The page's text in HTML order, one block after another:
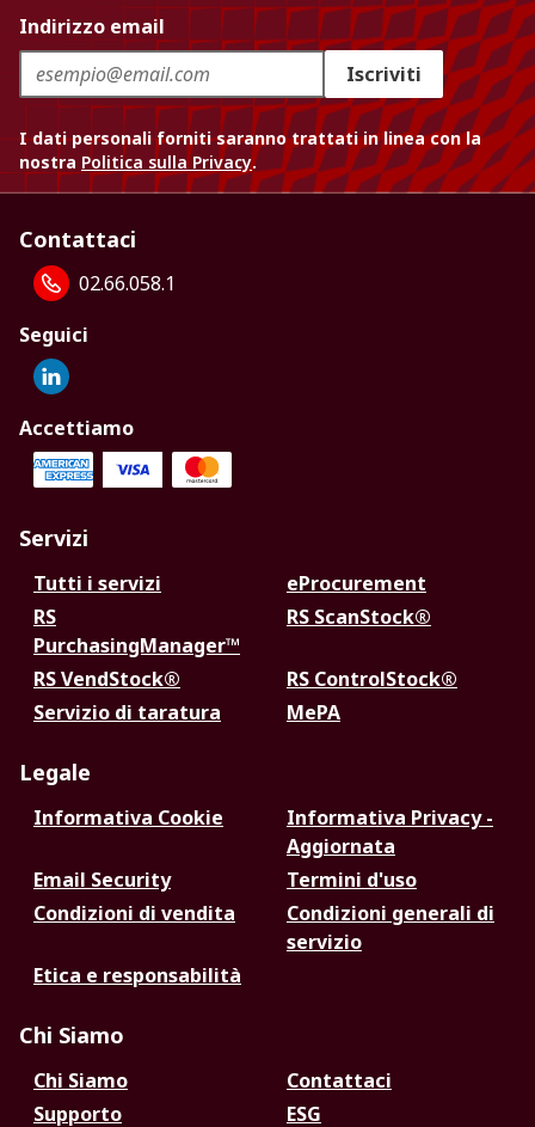
Indirizzo email
Iscriviti
I dati personali forniti saranno trattati in linea con la
nostra Politica sulla Privacy.
Contattaci
02.66.058.1
Seguici
Accettiamo
Servizi
Tutti i servizi
eProcurement
RS
PurchasingManager™
RS ScanStock®
RS VendStock®
RS ControlStock®
Servizio di taratura
MePA
Legale
Informativa Cookie
Informativa Privacy -
Aggiornata
Email Security
Termini d'uso
Condizioni di vendita
Condizioni generali di
servizio
Etica e responsabilità
Chi Siamo
Chi Siamo
Contattaci
Supporto
ESG